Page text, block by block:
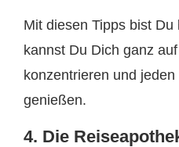
Mit diesen Tipps bist
kannst Du Dich ganz
konzentrieren und
genießen.
4. Die